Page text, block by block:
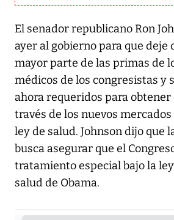
El senador republicano Ron
ayer al gobierno para que deje
mayor parte de las primas de
médicos de los congresistas y
ahora requeridos para
través de los nuevos
ley de salud. Johnson dijo que
busca asegurar que el
tratamiento especial bajo la
salud de Obama.